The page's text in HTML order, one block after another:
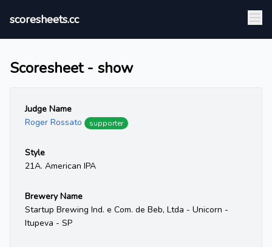
scoresheets.cc
Scoresheet - show
Judge Name
Roger Rossato
supporter
Style
21A. American IPA
Brewery Name
Startup Brewing Ind. e Com. de Beb, Ltda - Unicorn -
Itupeva - SP